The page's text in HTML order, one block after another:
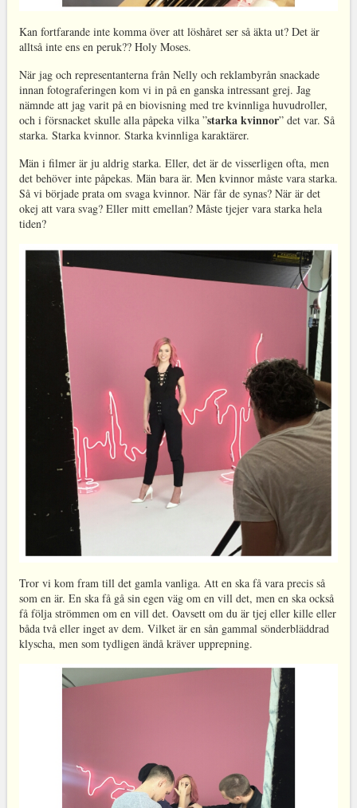
Kan fortfarande inte komma över att löshåret ser så äkta ut? Det är
alltså inte ens en peruk?? Holy Moses.
När jag och representanterna från Nelly och reklambyrån snackade
innan fotograferingen kom vi in på en ganska intressant grej. Jag
nämnde att jag varit på en biovisning med tre kvinnliga huvudroller,
och i försnacket skulle alla påpeka vilka ”starka kvinnor” det var. Så
starka. Starka kvinnor. Starka kvinnliga karaktärer.
Män i filmer är ju aldrig starka. Eller, det är de visserligen ofta, men
det behöver inte påpekas. Män bara är. Men kvinnor måste vara starka.
Så vi började prata om svaga kvinnor. När får de synas? När är det
okej att vara svag? Eller mitt emellan? Måste tjejer vara starka hela
tiden?
Tror vi kom fram till det gamla vanliga. Att en ska få vara precis så
som en är. En ska få gå sin egen väg om en vill det, men en ska också
få följa strömmen om en vill det. Oavsett om du är tjej eller kille eller
båda två eller inget av dem. Vilket är en sån gammal sönderbläddrad
klyscha, men som tydligen ändå kräver upprepning.